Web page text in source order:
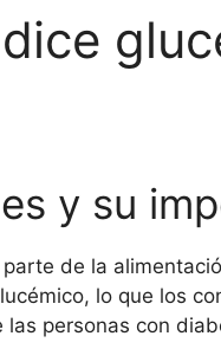
y su
de la
lo que los
las personas con